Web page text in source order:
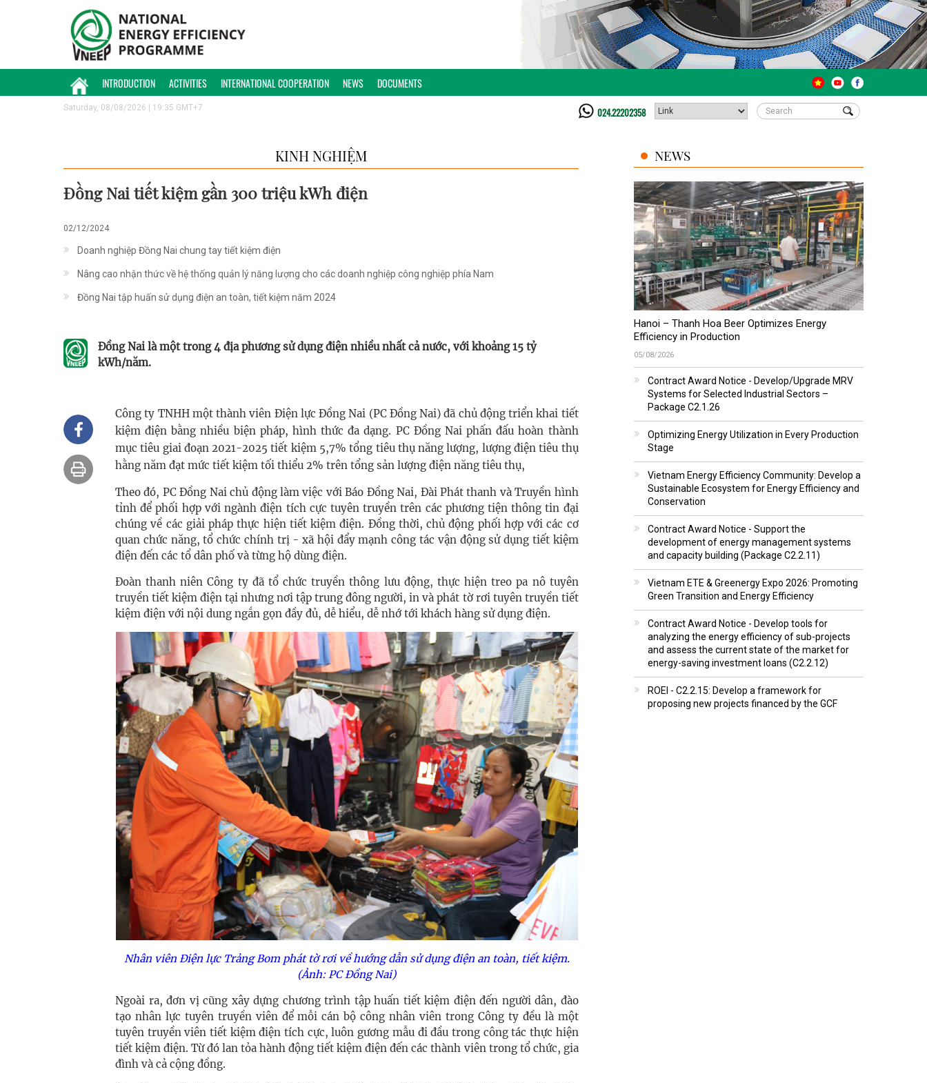
INTRODUCTION ACTIVITIES INTERNATIONAL COOPERATION NEWS DOCUMENTS
Saturday, 08/08/2026 | 19:35 GMT+7 024.22202358
KINH NGHIỆM
Đồng Nai tiết kiệm gần 300 triệu kWh điện
02/12/2024
Doanh nghiệp Đồng Nai chung tay tiết kiệm điện
Nâng cao nhận thức về hệ thống quản lý năng lượng cho các doanh nghiệp công nghiệp phía Nam
Đồng Nai tập huấn sử dụng điện an toàn, tiết kiệm năm 2024
Đồng Nai là một trong 4 địa phương sử dụng điện nhiều nhất cả nước, với khoảng 15 tỷ
kWh/năm.
Công ty TNHH một thành viên Điện lực Đồng Nai (PC Đồng Nai) đã chủ động triển khai tiết
kiệm điện bằng nhiều biện pháp, hình thức đa dạng. PC Đồng Nai phấn đấu hoàn thành
mục tiêu giai đoạn 2021-2025 tiết kiệm 5,7% tổng tiêu thụ năng lượng, lượng điện tiêu thụ
hằng năm đạt mức tiết kiệm tối thiểu 2% trên tổng sản lượng điện năng tiêu thụ,
Theo đó, PC Đồng Nai chủ động làm việc với Báo Đồng Nai, Đài Phát thanh và Truyền hình
tỉnh để phối hợp với ngành điện tích cực tuyên truyền trên các phương tiện thông tin đại
chúng về các giải pháp thực hiện tiết kiệm điện. Đồng thời, chủ động phối hợp với các cơ
quan chức năng, tổ chức chính trị - xã hội đẩy mạnh công tác vận động sử dụng tiết kiệm
điện đến các tổ dân phố và từng hộ dùng điện.
Đoàn thanh niên Công ty đã tổ chức truyền thông lưu động, thực hiện treo pa nô tuyên
truyền tiết kiệm điện tại nhưng nơi tập trung đông người, in và phát tờ rơi tuyên truyền tiết
kiệm điện với nội dung ngắn gọn đầy đủ, dễ hiểu, dễ nhớ tới khách hàng sử dụng điện.
Nhân viên Điện lực Trảng Bom phát tờ rơi về hướng dẫn sử dụng điện an toàn, tiết kiệm.
(Ảnh: PC Đồng Nai)
Ngoài ra, đơn vị cũng xây dựng chương trình tập huấn tiết kiệm điện đến người dân, đào
tạo nhân lực tuyên truyền viên để mỗi cán bộ công nhân viên trong Công ty đều là một
tuyên truyền viên tiết kiệm điện tích cực, luôn gương mẫu đi đầu trong công tác thực hiện
tiết kiệm điện. Từ đó lan tỏa hành động tiết kiệm điện đến các thành viên trong tổ chức, gia
đình và cả cộng đồng.
NEWS
Hanoi – Thanh Hoa Beer Optimizes Energy
Efficiency in Production
05/08/2026
Contract Award Notice - Develop/Upgrade MRV
Systems for Selected Industrial Sectors –
Package C2.1.26
Optimizing Energy Utilization in Every Production
Stage
Vietnam Energy Efficiency Community: Develop a
Sustainable Ecosystem for Energy Efficiency and
Conservation
Contract Award Notice - Support the
development of energy management systems
and capacity building (Package C2.2.11)
Vietnam ETE & Greenergy Expo 2026: Promoting
Green Transition and Energy Efficiency
Contract Award Notice - Develop tools for
analyzing the energy efficiency of sub-projects
and assess the current state of the market for
energy-saving investment loans (C2.2.12)
ROEI - C2.2.15: Develop a framework for
proposing new projects financed by the GCF